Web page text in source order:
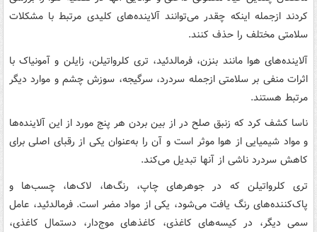
کردند ازجمله اینکه چقدر می‌توانند آلاینده‌های کلیدی مرتبط با مشکلات
سلامتی مختلف را حذف کنند.
آلاینده‌های هوا مانند بنزن، فرمالدئید، تری کلرواتیلن، زایلن و آمونیاک با
اثرات منفی بر سلامتی ازجمله سردرد، سرگیجه، سوزش چشم و موارد دیگر
مرتبط هستند.
ناسا کشف کرد که زنبق صلح در از بین بردن هر پنج مورد از این آلاینده‌ها
و مواد شیمیایی از هوا موثر است و آن را به‌عنوان یکی از رقبای اصلی برای
کاهش سردرد ناشی از آنها تبدیل می‌کند.
تری کلرواتیلن که در جوهرهای چاپ، رنگ‌ها، لاک‌ها، چسب‌ها و
پاک‌کننده‌های رنگ یافت می‌شود، یکی از مواد مضر است. فرمالدئید، عامل
سمی دیگر، در کیسه‌های کاغذی، کاغذهای موج‌دار، دستمال کاغذی،